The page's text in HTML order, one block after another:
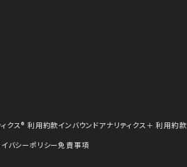
クス® 利用約款インバウンドアナリティクス＋ 利用約款
バシーポリシー免責事項